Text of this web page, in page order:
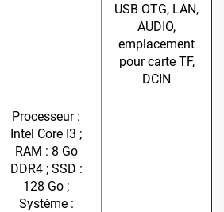
USB OTG, LAN,
AUDIO,
emplacement
pour carte TF,
DCIN
Processeur :
Intel Core I3 ;
RAM : 8 Go
DDR4 ; SSD :
128 Go ;
Système :